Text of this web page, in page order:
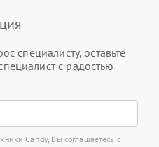
специалисту, оставьте
с радостью
Candy, Вы соглашаетесь с